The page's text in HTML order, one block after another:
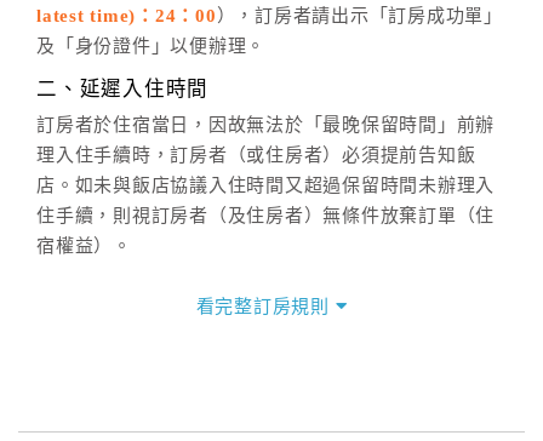
六、聯絡方式
(07)9682715 。
latest time)：24：00 ），訂房者請出示「訂房成功單」
及「身份證件」以便辦理。
二、延遲入住時間
訂房者於住宿當日，因故無法於「最晚保留時間」前辦
理入住手續時，訂房者（或住房者）必須提前告知飯
店。如未與飯店協議入住時間又超過保留時間未辦理入
住手續，則視訂房者（及住房者）無條件放棄訂單（住
宿權益）。
四、訂單異動
看完整訂房規則